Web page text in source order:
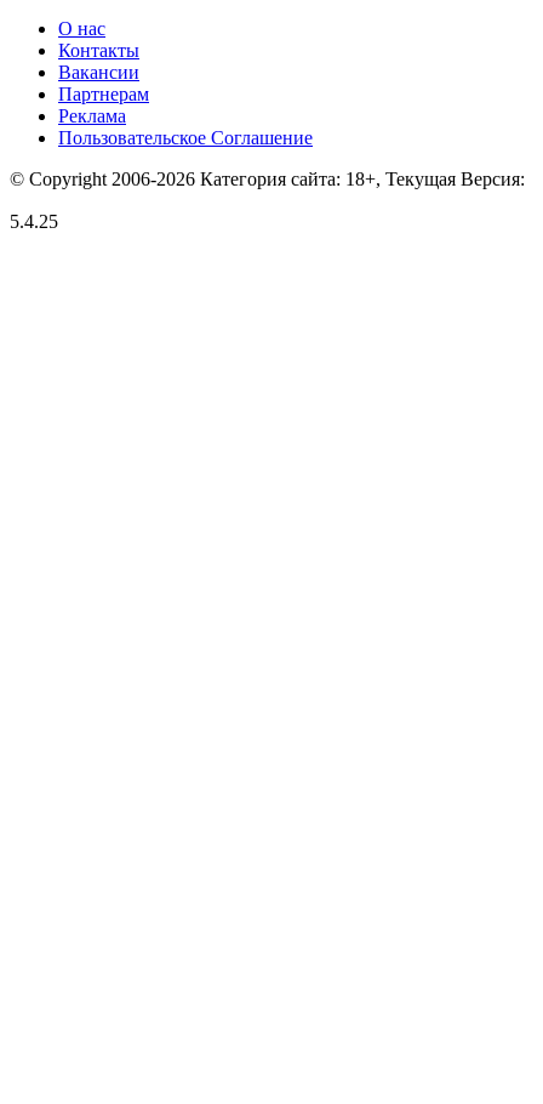
О нас
Контакты
Вакансии
Партнерам
Реклама
Пользовательское Соглашение
© Copyright 2006-2026 Категория сайта: 18+, Текущая Версия:
5.4.25